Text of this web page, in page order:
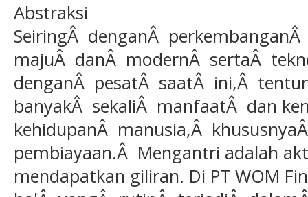
Abstraksi
SeiringÂ denganÂ
majuÂ danÂ modernÂ sertaÂ
denganÂ pesatÂ saatÂ ini,Â
banyakÂ sekaliÂ manfaatÂ dan
kehidupanÂ manusia,Â
pembiayaan.Â Mengantri adalah
mendapatkan giliran. Di PT WOM